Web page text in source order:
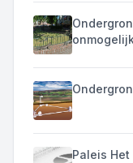
Paleis